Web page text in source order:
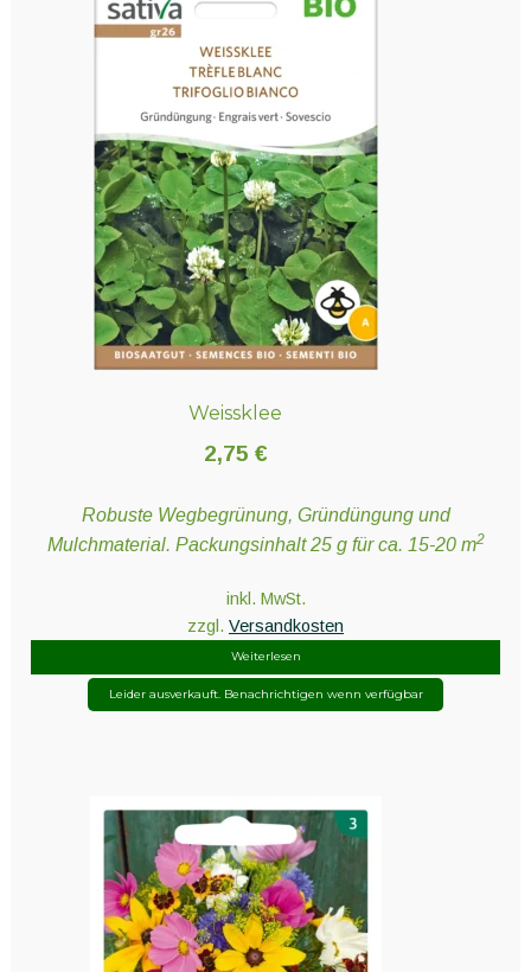
Weissklee
2,75 €
Robuste Wegbegrünung, Gründüngung und
Mulchmaterial. Packungsinhalt 25 g für ca. 15-20 m2
inkl. MwSt.
zzgl. Versandkosten
Weiterlesen
Leider ausverkauft. Benachrichtigen wenn verfügbar